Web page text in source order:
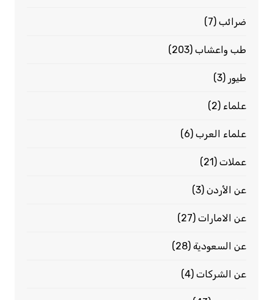
ضرائب(7)
طب واعشاب(203)
طيور (3)
علماء (2)
علماء العرب(6)
عملات(21)
عن الأردن(3)
عن الامارات(27)
عن السعودية(28)
عن الشركات(4)